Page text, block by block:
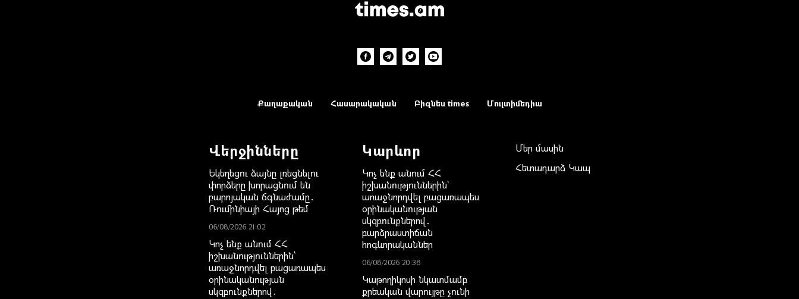
Քաղաքական Հասարակական Բիզնես times Մուլտիմեդիա
Վերջինները
Եկեղեցու ձայնը լռեցնելու
փորձերը խորացնում են
բարոյական ճգնաժամը․
Ռումինիայի Հայոց թեմ
06/08/2026 21:02
Կոչ ենք անում ՀՀ
իշխանություններին`
առաջնորդվել բացառապես
օրինականության
սկզբունքներով․
Կարևոր
Կոչ ենք անում ՀՀ
իշխանություններին`
առաջնորդվել բացառապես
օրինականության
սկզբունքներով․
բարձրաստիճան
հոգևորականներ
06/08/2026 20:38
Կաթողիկոսի նկատմամբ
քրեական վարույթը չունի
Մեր մասին
Հետադարձ Կապ